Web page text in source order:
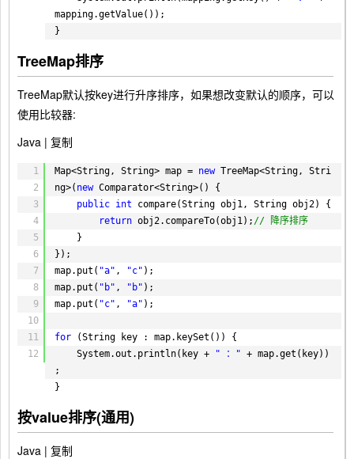
mapping.getValue());
}
TreeMap排序
TreeMap默认按key进行升序排序，如果想改变默认的顺序，可以
使用比较器:
Java | 复制
1
2
3
4
5
6
7
8
9
10
11
12
Map<String, String> map = new TreeMap<String, Stri
ng>( new Comparator<String>() {
public int
compare(String obj1, String obj2) {
return obj2.compareTo(obj1); // 降序排序
}
});
map.put( "a" , "c" );
map.put( "b" , "b" );
map.put( "c" , "a" );
for
(String key : map.keySet()) {
System.out.println(key +
" ：" + map.get(key))
;
}
按value排序(通用)
Java | 复制